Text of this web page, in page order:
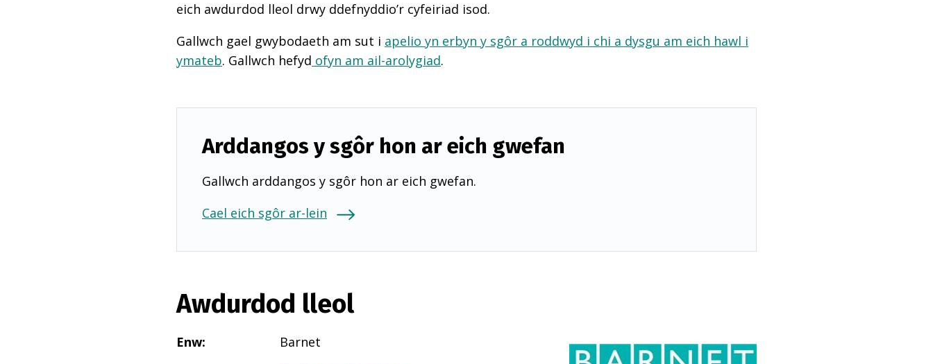
eich awdurdod lleol drwy ddefnyddio’r cyfeiriad isod.
Gallwch gael gwybodaeth am sut i apelio yn erbyn y sgôr a roddwyd i chi a dysgu am eich hawl i
ymateb. Gallwch hefyd ofyn am ail-arolygiad.
Arddangos y sgôr hon ar eich gwefan
Gallwch arddangos y sgôr hon ar eich gwefan.
Cael eich sgôr ar-lein
Awdurdod lleol
Enw:
Barnet